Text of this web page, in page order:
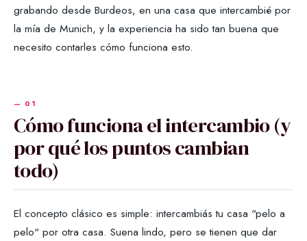
grabando desde Burdeos, en una casa que intercambié por
la mía de Munich, y la experiencia ha sido tan buena que
necesito contarles cómo funciona esto.
Cómo funciona el intercambio (y
por qué los puntos cambian
todo)
El concepto clásico es simple: intercambiás tu casa "pelo a
pelo" por otra casa. Suena lindo, pero se tienen que dar